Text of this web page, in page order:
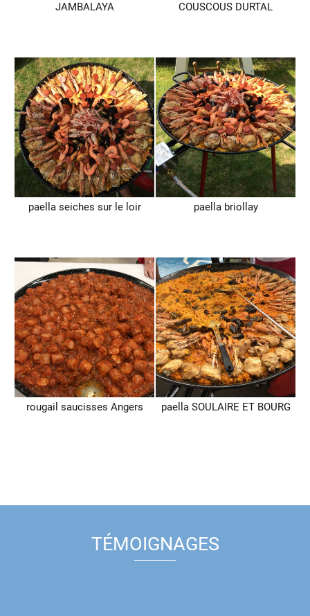
JAMBALAYA COUSCOUS DURTAL
paella seiches sur le loir paella briollay
rougail saucisses Angers paella SOULAIRE ET BOURG
TÉMOIGNAGES